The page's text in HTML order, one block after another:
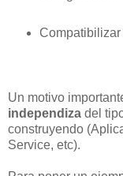
Un motivo
independiza del
construyendo
Service, etc).